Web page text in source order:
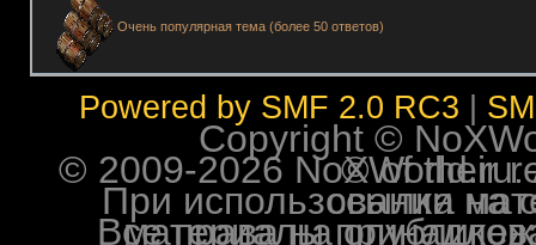
Очень популярная тема (более 50 ответов)
Powered by SMF 2.0 RC3
Copyright ©
© 2009-2026 NoXWorld.ru. All
При использовании
Все права на опубликованные на форуме